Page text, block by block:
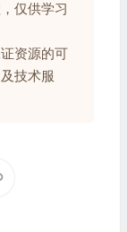
仅供学习
资源的可
技术服